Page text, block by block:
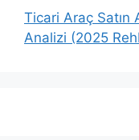
Ticari Araç Satın
Analizi (2025